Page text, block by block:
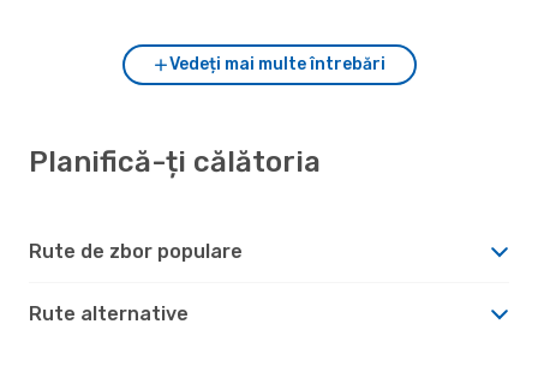
Vedeți mai multe întrebări
Planifică-ți călătoria
Rute de zbor populare
Rute alternative